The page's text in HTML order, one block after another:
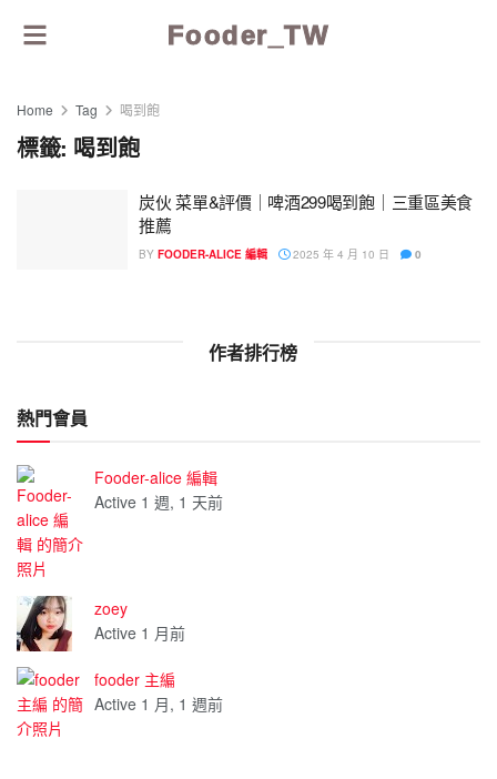
Fooder_TW
Home Tag 喝到飽
標籤: 喝到飽
炭伙 菜單&評價｜啤酒299喝到飽｜三重區美食
推薦
BY FOODER-ALICE 編輯 2025 年 4 月 10 日 0
作者排行榜
熱門會員
Fooder-alice 編輯
Active 1 週, 1 天前
zoey
Active 1 月前
fooder 主編
Active 1 月, 1 週前